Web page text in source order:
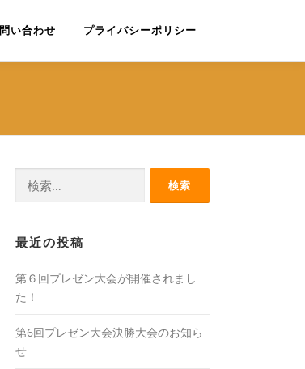
い合わせ プライバシーポリシー
最近の投稿
第６回プレゼン大会が開催されまし
た！
第6回プレゼン大会決勝大会のお知ら
せ